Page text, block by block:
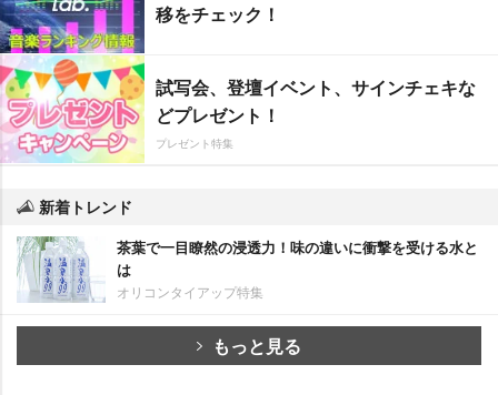
移をチェック！
試写会、登壇イベント、サインチェキな
どプレゼント！
プレゼント特集
新着トレンド
茶葉で一目瞭然の浸透力！味の違いに衝撃を受ける水と
は
オリコンタイアップ特集
もっと見る